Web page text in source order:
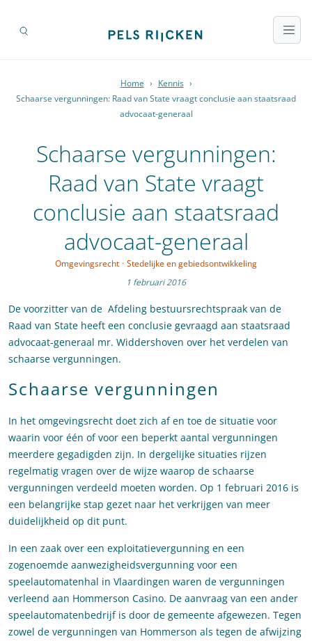
Home › Kennis ›
Schaarse vergunningen: Raad van State vraagt conclusie aan staatsraad
advocaat-generaal
Schaarse vergunningen:
Raad van State vraagt
conclusie aan staatsraad
advocaat-generaal
Omgevingsrecht · Stedelijke en gebiedsontwikkeling
1 februari 2016
De voorzitter van de Afdeling bestuursrechtspraak van de
Raad van State heeft een conclusie gevraagd aan staatsraad
advocaat-generaal mr. Widdershoven over het verdelen van
schaarse vergunningen.
Schaarse vergunningen
In het omgevingsrecht doet zich af en toe de situatie voor
waarin voor één of voor een beperkt aantal vergunningen
meerdere gegadigden zijn. In dergelijke situaties rijzen
regelmatig vragen over de wijze waarop de schaarse
vergunningen verdeeld moeten worden. Op 1 februari 2016 is
een belangrijke stap gezet naar het verkrijgen van meer
duidelijkheid op dit punt.
In een zaak over een exploitatievergunning en een
zogenoemde aanwezigheidsvergunning voor een
speelautomatenhal in Vlaardingen waren de vergunningen
verleend aan Hommerson Casino. De aanvraag van een ander
speelautomatenbedrijf is door de gemeente afgewezen. Tegen
zowel de vergunningen van Hommerson als tegen de afwijzing